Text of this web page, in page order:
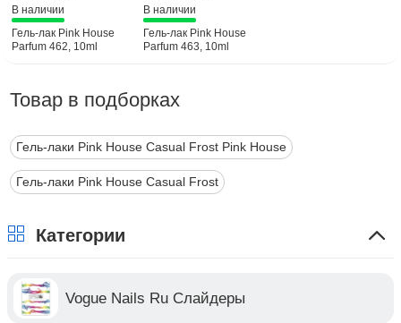
В наличии
Гель-лак Pink House
Parfum 462, 10ml
В наличии
Гель-лак Pink House
Parfum 463, 10ml
Товар в подборках
Гель-лаки Pink House Casual Frost Pink House
Гель-лаки Pink House Casual Frost
Категории
Vogue Nails Ru Слайдеры